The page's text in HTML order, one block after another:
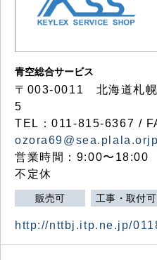
青空総合サービス
〒003-0011 北海道札
5
TEL：011-815-6367 /
ozora69@sea.plala.orjp
営業時間：9:00〜18:00
不定休
販売可 工事・取付可
http://nttbj.itp.ne.jp/